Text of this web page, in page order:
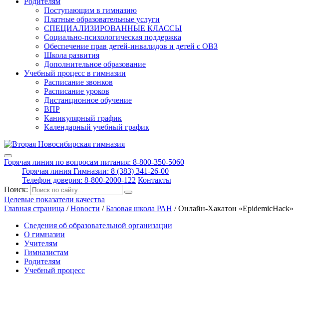
Поступающим в гимназию
Платные образовательные услуги
СПЕЦИАЛИЗИРОВАННЫЕ КЛАССЫ
Социально-психологическая поддержка
Обеспечение прав детей-инвалидов и детей с ОВЗ
Школа развития
Дополнительное образование
Учебный процесс в гимназии
Расписание звонков
Расписание уроков
Дистанционное обучение
ВПР
Каникулярный график
Календарный учебный график
Горячая линия по вопросам питания: 8-800-350-5060
Горячая линия Гимназии: 8 (383) 341-26-00
Телефон доверия: 8-800-2000-122 Контакты
Поиск:
Целевые показатели качества
Главная страница /Новости /Базовая школа РАН /Онлайн-Хакатон «EpidemicHack»
Сведения об образовательной организации
О гимназии
Учителям
Гимназистам
Родителям
Учебный процесс